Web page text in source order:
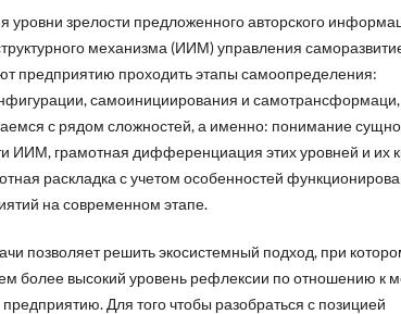
уровни зрелости предложенного авторского
механизма (ИИМ) управления
предприятию проходить этапы самоопределения:
самоинициирования и
с рядом сложностей, а именно: понимание
ИИМ, грамотная дифференциация этих уровней и их
раскладка с учетом особенностей
на современном этапе.
позволяет решить экосистемный подход, при
более высокий уровень рефлексии по отношению к
Для того чтобы разобраться с позицией